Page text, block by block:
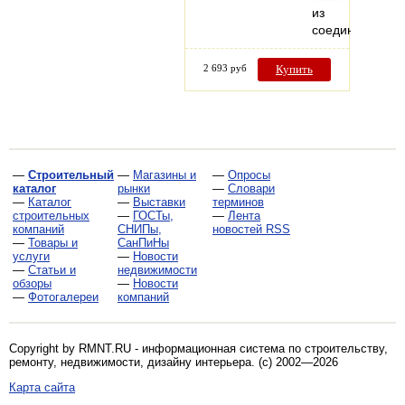
из
соединенных…
2 693 руб Купить
— Строительный
каталог
— Каталог
строительных
компаний
— Товары и
услуги
— Статьи и
обзоры
— Фотогалереи
— Магазины и
рынки
— Выставки
— ГОСТы,
СНИПы,
СанПиНы
— Новости
недвижимости
— Новости
компаний
— Опросы
— Словари
терминов
— Лента
новостей RSS
Copyright by RMNT.RU - информационная система по строительству,
ремонту, недвижимости, дизайну интерьера. (c) 2002—2026
Карта сайта